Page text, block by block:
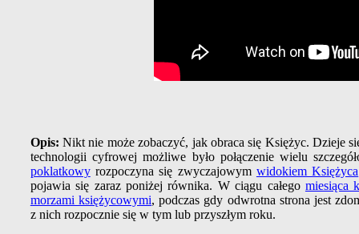
Opis:Nikt nie może zobaczyć, jak obraca się Księżyc. Dzieje
technologii cyfrowej możliwe było połączenie wielu
poklatkowyrozpoczyna się zwyczajowym widokiem Księżyca
pojawia się zaraz poniżej równika. W ciągu całego miesiąca
morzami księżycowymi, podczas gdy odwrotna strona jest
z nich rozpocznie się w tym lub przyszłym roku.